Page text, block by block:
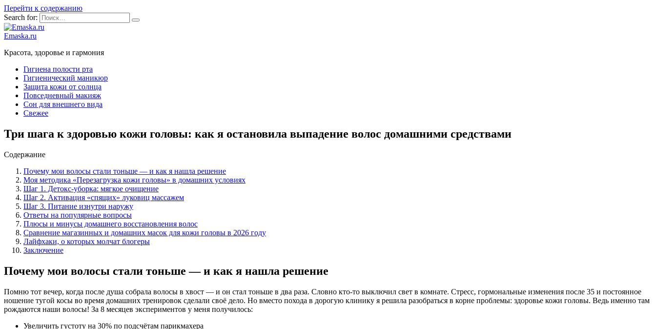
Перейти к содержанию
Search for:
Emaska.ru
Красота, здоровье и гармония
Гигиена полости рта
Гигиенический маникюр
Защита кожи от солнца
Повседневный макияж
Сон для внешнего вида
Свежее
Три шага к здоровью кожи головы: как я остановила выпадение волос домашними средствами
Содержание
Почему мои волосы стали тоньше — и как я нашла решение
Моя методика «Перезагрузка кожи головы» в домашних условиях
Шаг 1. Детокс-уборка: мягкое очищение
Шаг 2. Активация «спящих» луковиц массажем
Шаг 3. Питание изнутри наружу
Ответы на популярные вопросы
Плюсы и минусы домашнего восстановления волос
Сравнение магазинных и домашних масок для кожи головы в 2026 году
Лайфхаки, о которых молчат блогеры
Заключение
Почему мои волосы стали тоньше — и как я нашла решение
Помню тот вечер, когда после душа собрала волосы в хвост — и он стал тоньше в два раза. Словно кто-то выключил свет в комнате. Стресс, гормональные изменения после 35 и постоянное
ношение тугой косы во время домашних тренировок сделали своё дело. Но вместо похода в дорогую клинику я решила разобраться в корне проблемы: здоровье кожи головы. Ведь именно там
рождаются наши волосы! За 8 месяцев экспериментов у меня получилось:
Увеличить густоту на 30% по подсчётам парикмахера